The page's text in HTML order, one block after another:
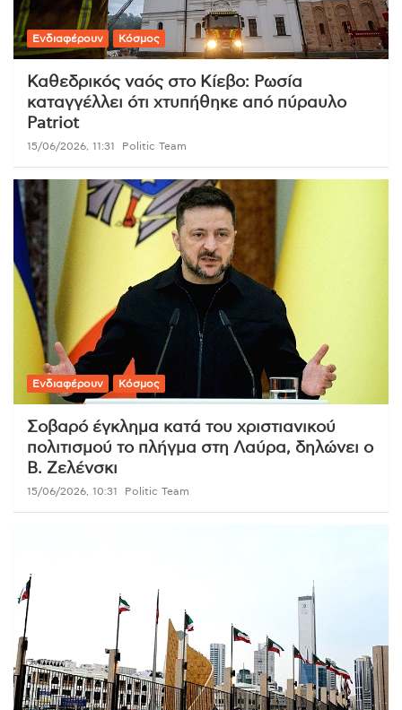
Ενδιαφέρουν Κόσμος
Καθεδρικός ναός στο Κίεβο: Ρωσία
καταγγέλλει ότι χτυπήθηκε από πύραυλο
Patriot
15/06/2026, 11:31 Politic Team
Ενδιαφέρουν Κόσμος
Σοβαρό έγκλημα κατά του χριστιανικού
πολιτισμού το πλήγμα στη Λαύρα, δηλώνει ο
Β. Ζελένσκι
15/06/2026, 10:31 Politic Team